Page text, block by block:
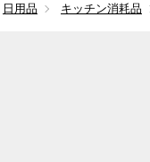
日用品 キッチン消耗品